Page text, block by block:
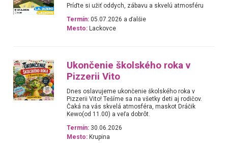
Príďte si užiť oddych, zábavu a skvelú atmosféru
Termín: 05.07.2026 a ďalšie
Mesto: Lackovce
Ukončenie školského roka v
Pizzerii Vito
Dnes oslavujeme ukončenie školského roka v
Pizzerii Vito! Tešíme sa na všetky deti aj rodičov.
Čaká na vás skvelá atmosféra, maskot Dráčik
Kewo(od 11.00) a veľa dobrôt.
Termín: 30.06.2026
Mesto: Krupina